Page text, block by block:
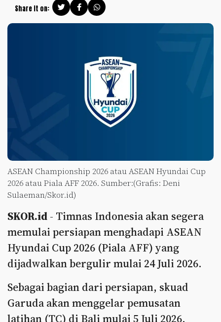
Share it on:
ASEAN Championship 2026 atau ASEAN Hyundai Cup
2026 atau Piala AFF 2026. Sumber:(Grafis: Deni
Sulaeman/Skor.id)
SKOR.id - Timnas Indonesia akan segera
memulai persiapan menghadapi ASEAN
Hyundai Cup 2026 (Piala AFF) yang
dijadwalkan bergulir mulai 24 Juli 2026.
Sebagai bagian dari persiapan, skuad
Garuda akan menggelar pemusatan
latihan (TC) di Bali mulai 5 Juli 2026.
SPECIAL
Video